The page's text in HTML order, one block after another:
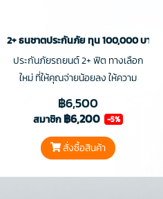
2+ ธนชาตประกันภัย ทุน 100,000 บาท
ประกันภัยรถยนต์ 2+ ฟิต ทางเลือก
ใหม่ ที่ให้คุณจ่ายน้อยลง ให้ความ
คุ้มครองสุดคุ้ม ตอบโจทย์การใช้ชีวิต
ฟิต พร้อมบริการช่วยเหลือฉุกเฉิน 24
฿6,500
สมาชิก฿6,200 -5%
สั่งซื้อสินค้า